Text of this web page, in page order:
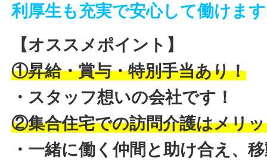
利厚生も充実で安心して働けま
【オススメポイント】
①昇給・賞与・特別手当あり！
・スタッフ想いの会社です！
②集合住宅での訪問介護はメリ
・一緒に働く仲間と助け合え、